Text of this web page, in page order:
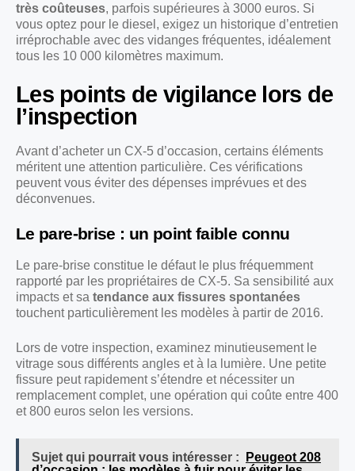
très coûteuses, parfois supérieures à 3000 euros. Si
vous optez pour le diesel, exigez un historique d’entretien
irréprochable avec des vidanges fréquentes, idéalement
tous les 10 000 kilomètres maximum.
Les points de vigilance lors de
l’inspection
Avant d’acheter un CX-5 d’occasion, certains éléments
méritent une attention particulière. Ces vérifications
peuvent vous éviter des dépenses imprévues et des
déconvenues.
Le pare-brise : un point faible connu
Le pare-brise constitue le défaut le plus fréquemment
rapporté par les propriétaires de CX-5. Sa sensibilité aux
impacts et sa tendance aux fissures spontanées
touchent particulièrement les modèles à partir de 2016.
Lors de votre inspection, examinez minutieusement le
vitrage sous différents angles et à la lumière. Une petite
fissure peut rapidement s’étendre et nécessiter un
remplacement complet, une opération qui coûte entre 400
et 800 euros selon les versions.
Sujet qui pourrait vous intéresser :
Peugeot 208